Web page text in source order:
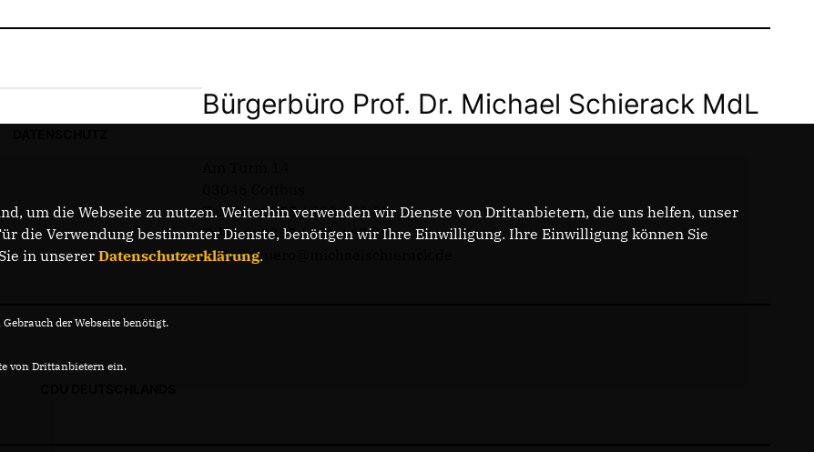
Bürgerbüro Prof. Dr. Michael Schierack MdL
Telefon: 0355 / 289 162 38
Telefax: 0355 / 289 162 39
E-Mail: buero@michaelschierack.de
um die Webseite zu nutzen. Weiterhin verwenden wir Dienste von Drittanbietern, die uns helfen, unser
die Verwendung bestimmter Dienste, benötigen wir Ihre Einwilligung. Ihre Einwilligung können Sie
in unserer Datenschutzerklärung.
der Webseite benötigt.
von Drittanbietern ein.